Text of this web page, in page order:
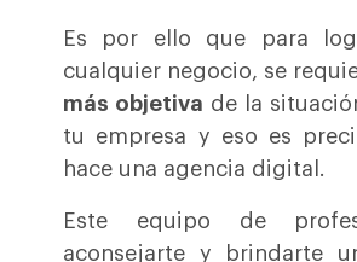
Es por ello que para
cualquier negocio, se
más objetiva de la
tu empresa y eso es
hace una agencia digital.
Este equipo de
aconsejarte y brindarte